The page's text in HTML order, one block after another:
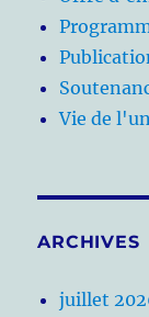
Vie de
ARCHIVES
juillet